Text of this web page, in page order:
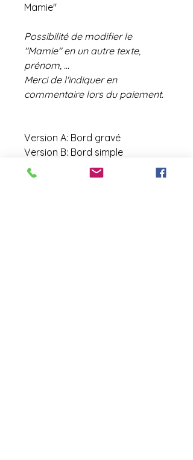
Mamie"
Possibilité de modifier le
"Mamie" en un autre texte,
prénom, ...
Merci de l'indiquer en
commentaire lors du paiement.
Version A: Bord gravé
Version B: Bord simple